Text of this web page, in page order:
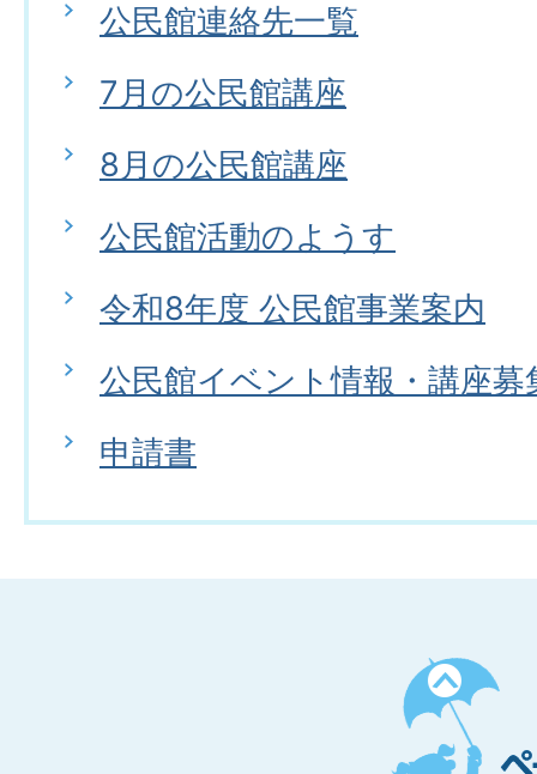
公民館連絡先一覧
7月の公民館講座
8月の公民館講座
公民館活動のようす
令和8年度 公民館事業案内
公民館イベント情報・講座募
申請書
ペ
ー